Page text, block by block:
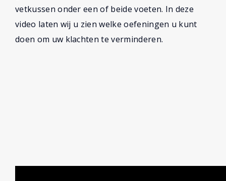
vetkussen onder een of beide voeten. In deze
video laten wij u zien welke oefeningen u kunt
doen om uw klachten te verminderen.